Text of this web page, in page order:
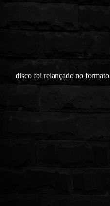
disco foi relançado no